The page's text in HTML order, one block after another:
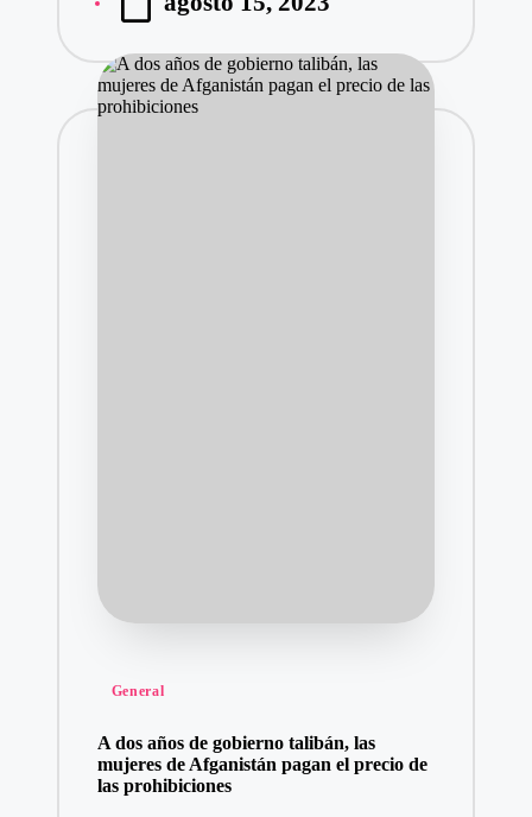
por
Publicado
General
A dos años de gobierno talibán, las
mujeres de Afganistán pagan el precio de
las prohibiciones